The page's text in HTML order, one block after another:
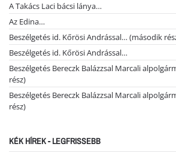
A Takács Laci bácsi lánya…
Az Edina…
Beszélgetés id. Kőrösi Andrással… (második
Beszélgetés id. Kőrösi Andrással…
Beszélgetés Bereczk Balázzsal Marcali
rész)
Beszélgetés Bereczk Balázzsal Marcali
rész)
KÉK HÍREK - LEGFRISSEBB